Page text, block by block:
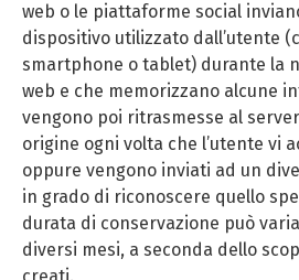
web o le piattaforme social
dispositivo utilizzato dall’utente
smartphone o tablet) durante la
web e che memorizzano alcune
vengono poi ritrasmesse al
origine ogni volta che l’utente vi
oppure vengono inviati ad un
in grado di riconoscere quello
durata di conservazione può
diversi mesi, a seconda dello